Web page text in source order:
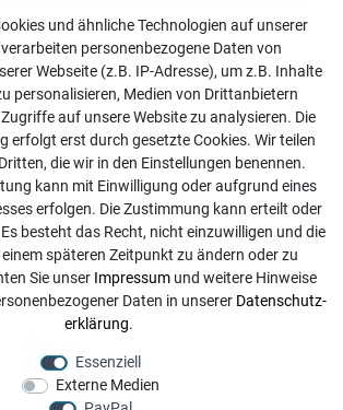
Kundenservice
Kontakt
Online Retourenservice
Kontakt
shop.de
+49 3501 507295
- Freitag, 08:00 - 16:00
dt. Festnetz zum Ortstarif, Preise aus dem
ggf. abweichend (abhängig vom Provider).
und ähnliche Technologien auf unserer
personenbezogene Daten von
Webseite (z.B. IP-Adresse), um z.B. Inhalte
personalisieren, Medien von Drittanbietern
auf unsere Website zu analysieren. Die
erfolgt erst durch gesetzte Cookies. Wir teilen
die wir in den Einstellungen benennen.
kann mit Einwilligung oder aufgrund eines
erfolgen. Die Zustimmung kann erteilt oder
besteht das Recht, nicht einzuwilligen und die
späteren Zeitpunkt zu ändern oder zu
Sie unser Impressumund weitere Hinweise
Daten in unserer Daten­schutz­
erklärung.
Essenziell
Externe Medien